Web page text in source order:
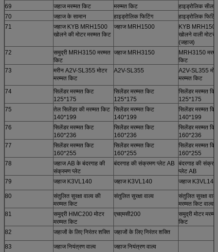
69
जहाज मरम्मत किट मरम्मत किट
हाइड्रोलिक सील
70
जहाज के सामान हाइड्रोलिक फिटिंग
हाइड्रोलिक फिटिंग
71
जहाज KYB MRH1500
खोलने की मोटर मरम्मत किट
जहाज MRH1500
KYB
खोलने वाली मोटर
(जहाज)
72
समुद्री MRH3150 मरम्मत
किट
जहाज MRH3150
MRH3150
किट
73
मरीन A2V-SL355 मोटर
मरम्मत किट
A2V-SL355
A2V-SL355
मरम्मत किट
74
सिलेंडर मरम्मत किट
125*175
सिलेंडर मरम्मत किट
125*175
सिलेंडर मरम्मत
125*175
75
तेल सिलेंडर की मरम्मत किट
140*199
सिलेंडर मरम्मत किट
140*199
सिलेंडर मरम्मत
140*199
76
सिलेंडर मरम्मत किट
160*236
सिलेंडर मरम्मत किट
160*236
सिलेंडर मरम्मत
160*236
77
सिलेंडर मरम्मत किट
160*255
सिलेंडर मरम्मत किट
160*255
सिलेंडर मरम्मत
160*255
78
जहाज AB के बंदरगाह की
संक्रमण प्लेट
बंदरगाह की संक्रमण प्लेट AB बंदरगाह की
प्लेट AB
79
जहाज K3VL140 जहाज K3VL140 जहाज K3VL140
80
संतुलित सुरक्षा वाल्व की
मरम्मत किट
संतुलित सुरक्षा वाल्व
संतुलित सुरक्षा वाल्व
मरम्मत किट वाल्व
81
समुद्री HMC200 मोटर
मरम्मत किट
एचएमसी200
समुद्री मोटर मरम्मत
किट
82
जहाजों के लिए निरंतर शक्ति जहाजों के लिए निरंतर शक्ति
83 जहाज नियंत्रण वाल्व जहाज नियंत्रण वाल्व